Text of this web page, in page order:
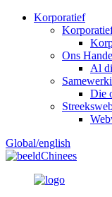
Korporatief
Ons
Al
Die
Global/english
Chinees